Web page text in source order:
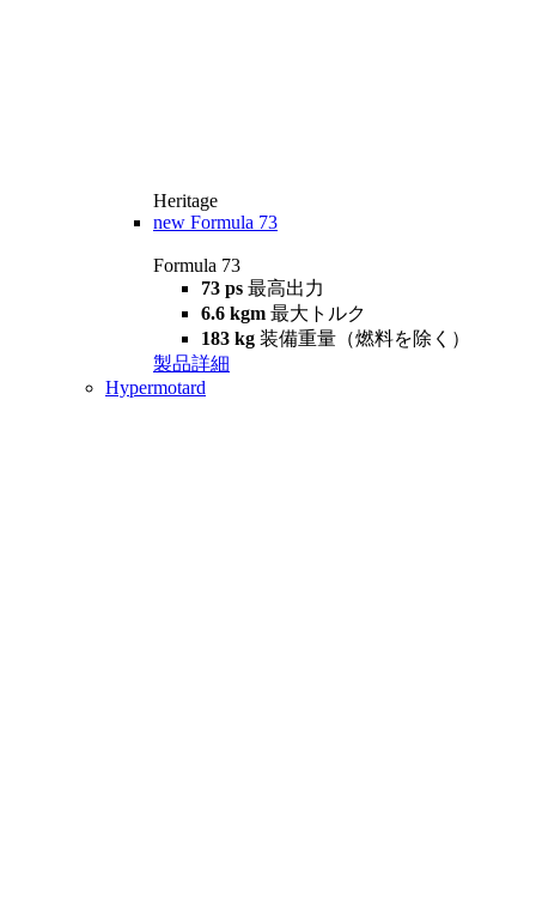
Heritage
new Formula 73
Formula 73
73 ps 最高出力
6.6 kgm 最大トルク
183 kg 装備重量（燃料を除く）
製品詳細
Hypermotard